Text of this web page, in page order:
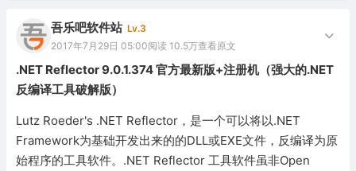
图形图像
游戏娱乐
安全防御
系统下载
车机软件
吾乐吧软件站 Lv.3
2017年7月29日 05:00阅读 10.5万查看原文
.NET Reflector 9.0.1.374 官方最新版+注册机（强大的.NET
反编译工具破解版）
Lutz Roeder's .NET Reflector，是一个可以将以.NET
Framework为基础开发出来的的DLL或EXE文件，反编译为原
始程序的工具软件。.NET Reflector 工具软件虽非Open